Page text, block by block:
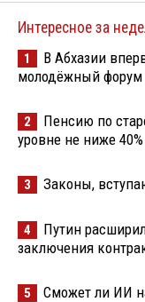
Интересное за
1
В Абхазии
молодёжный форум
2
Пенсию по
уровне не ниже
3 Законы,
4
Путин
заключения
5 Сможет ли ИИ